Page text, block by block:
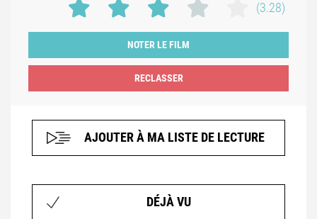
(3.28)
NOTER LE FILM
AJOUTER À MA LISTE DE LECTURE
DÉJÀ VU